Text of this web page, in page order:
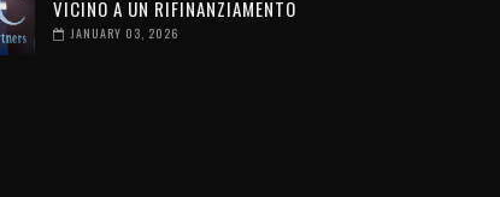
VICINO A UN RIFINANZIAMENTO
JANUARY 03, 2026